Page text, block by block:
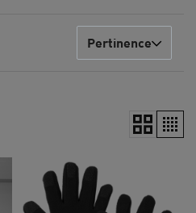
Pertinence